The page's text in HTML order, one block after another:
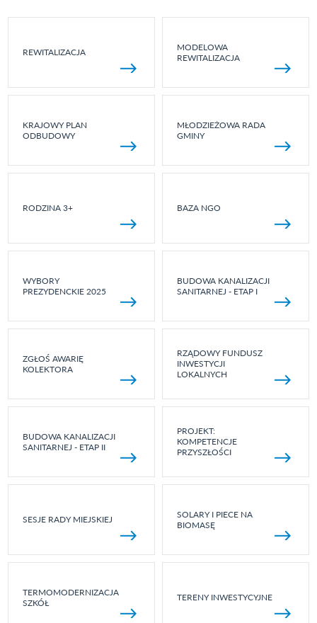
REWITALIZACJA
MODELOWA
REWITALIZACJA
KRAJOWY PLAN
ODBUDOWY
MŁODZIEŻOWA RADA
GMINY
RODZINA 3+ BAZA NGO
WYBORY
PREZYDENCKIE 2025
BUDOWA KANALIZACJI
SANITARNEJ - ETAP I
ZGŁOŚ AWARIĘ
KOLEKTORA
RZĄDOWY FUNDUSZ
INWESTYCJI
LOKALNYCH
BUDOWA KANALIZACJI
SANITARNEJ - ETAP II
PROJEKT:
KOMPETENCJE
PRZYSZŁOŚCI
SESJE RADY MIEJSKIEJ
SOLARY I PIECE NA
BIOMASĘ
TERMOMODERNIZACJA
SZKÓŁ
TERENY INWESTYCYJNE